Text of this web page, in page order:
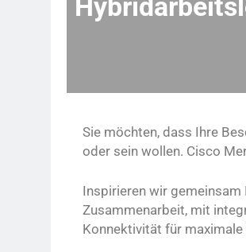
Sie möchten, dass Ihre
oder sein wollen. Cisco
Inspirieren wir
Zusammenarbeit, mit
Konnektivität für